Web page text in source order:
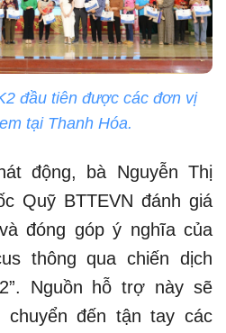
đầu tiên được các đơn vị
tại Thanh Hóa.
động, bà Nguyễn Thị
Quỹ BTTEVN đánh giá
đóng góp ý nghĩa của
thông qua chiến dịch
Nguồn hỗ trợ này sẽ
chuyển đến tận tay các